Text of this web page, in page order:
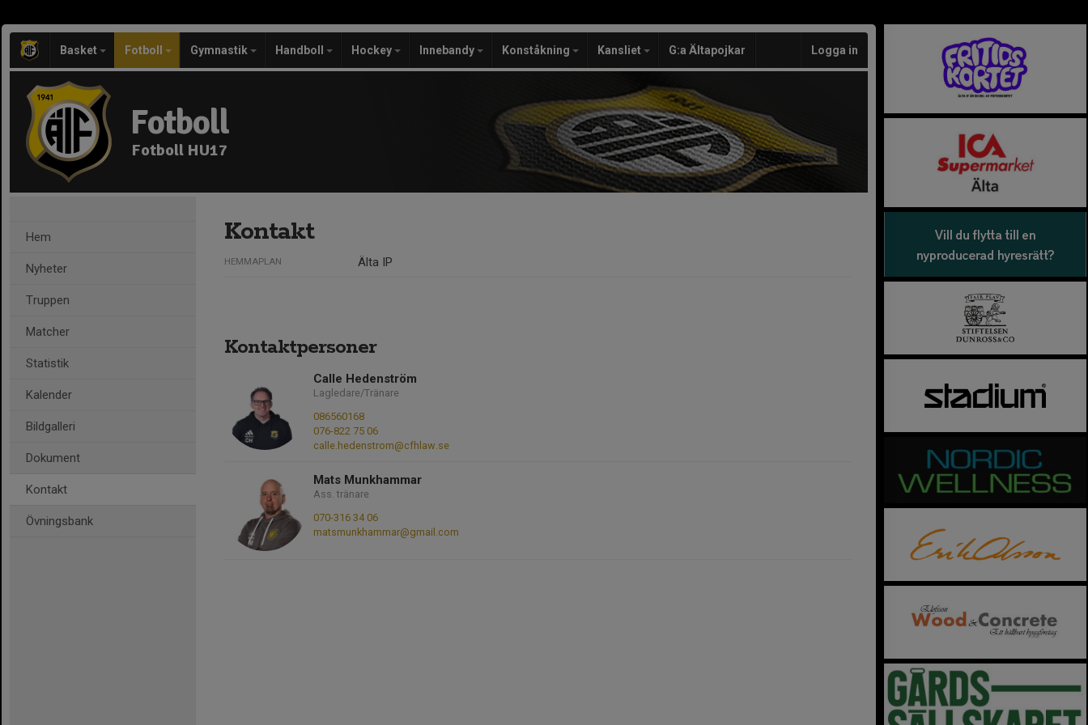
Basket Fotboll Gymnastik Handboll Hockey Innebandy Konståkning Kansliet G:a Ältapojkar Logga in
Fotboll
Fotboll HU17
Hem
Nyheter
Truppen
Matcher
Statistik
Kalender
Bildgalleri
Dokument
Kontakt
Övningsbank
Kontakt
HEMMAPLAN Älta IP
Kontaktpersoner
Calle Hedenström
Lagledare/Tränare
086560168
076-822 75 06
calle.hedenstrom@cfhlaw.se
Mats Munkhammar
Ass. tränare
070-316 34 06
matsmunkhammar@gmail.com